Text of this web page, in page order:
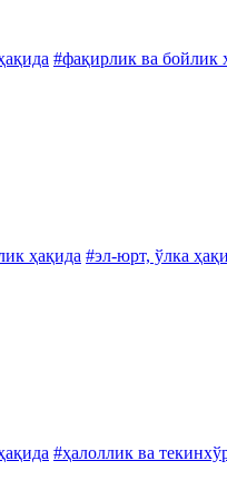
#фақирлик ва бойлик
ҳақида #эл-юрт, ўлка
#ҳалоллик ва